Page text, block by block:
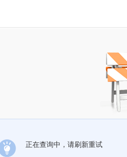
正在查询中，请刷新重试